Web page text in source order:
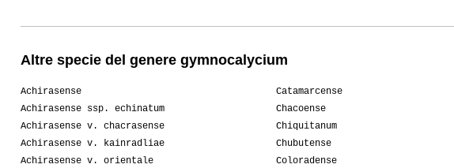
Altre specie del genere gymnocalycium
Achirasense
Achirasense ssp. echinatum
Achirasense v. chacrasense
Achirasense v. kainradliae
Achirasense v. orientale
Catamarcense
Chacoense
Chiquitanum
Chubutense
Coloradense